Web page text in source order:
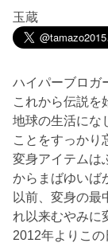
玉蔵
ハイパーブロガ
これから伝説を
地球の生活にな
ことをすっかり
変身アイテムは
からまばゆいば
以前、変身の最
れ以来むやみに
2012年よりこ